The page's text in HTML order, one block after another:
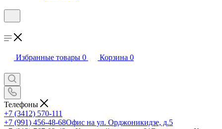
Избранные товары 0 Корзина 0
Телефоны
+7 (3412) 570-111
+7 (991) 456-48-68Офис на ул. Орджоникидзе, д.5